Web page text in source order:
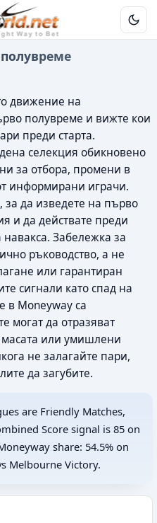
движение на
полувреме и вижте кои
преди старта.
селекция обикновено
за отбора, промени в
информирани играчи.
за да изведете на първо
и да действате преди
навакса. Забележка за
ръководство, а не
или гарантиран
сигнали като спад на
в Moneyway са
могат да отразяват
или умишлени
не залагайте пари,
да загубите.
are Friendly Matches,
Score signal is 85 on
share: 54.5% on
Melbourne Victory.